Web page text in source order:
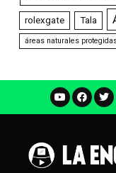
rolexgate Tala
áreas naturales